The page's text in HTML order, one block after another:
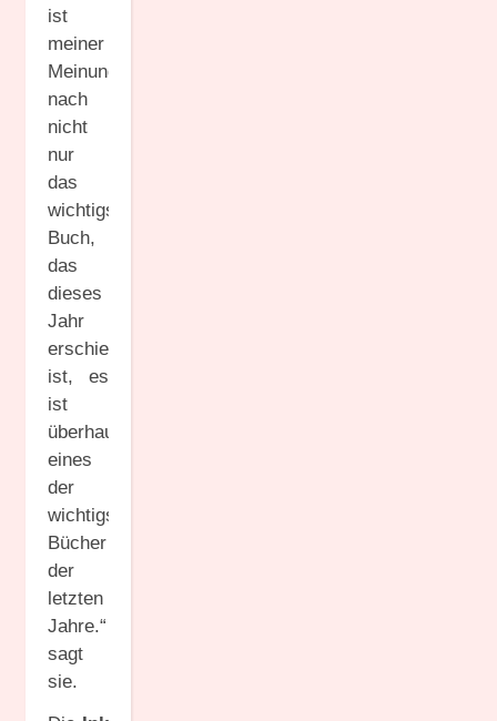
ist
meiner
Meinung
nach
nicht
nur
das
wichtigste
Buch,
das
dieses
Jahr
erschienen
ist, es
ist
überhaupt
eines
der
wichtigsten
Bücher
der
letzten
Jahre.“
sagt
sie.